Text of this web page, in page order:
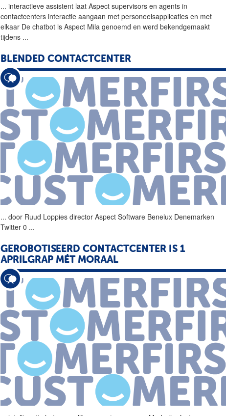
... interactieve assistent laatAspect supervisors en agents in
contactcenters interactie aangaan met personeelsapplicaties en met
elkaar De chatbot isAspect Mila genoemd en werd bekendgemaakt
tijdens ...
BLENDED CONTACTCENTER
... door Ruud Loppies directorAspect Software Benelux Denemarken
Twitter 0 ...
GEROBOTISEERD CONTACTCENTER IS 1
APRILGRAP MÉT MORAAL